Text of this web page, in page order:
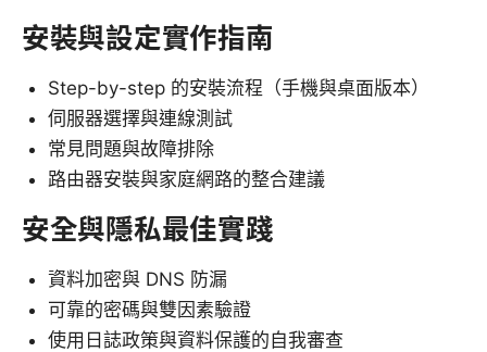
安裝與設定實作指南
Step-by-step 的安裝流程（手機與桌面版本）
伺服器選擇與連線測試
常見問題與故障排除
路由器安裝與家庭網路的整合建議
安全與隱私最佳實踐
資料加密與 DNS 防漏
可靠的密碼與雙因素驗證
使用日誌政策與資料保護的自我審查